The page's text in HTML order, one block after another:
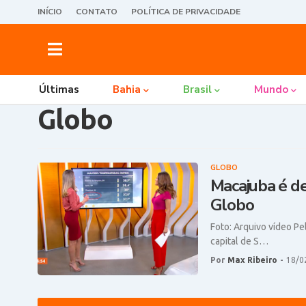
INÍCIO CONTATO POLÍTICA DE PRIVACIDADE
Últimas Bahia Brasil Mundo
Globo
GLOBO
Macajuba é
Globo
Foto: Arquivo vídeo
capital de S…
Por Max Ribeiro - 18/